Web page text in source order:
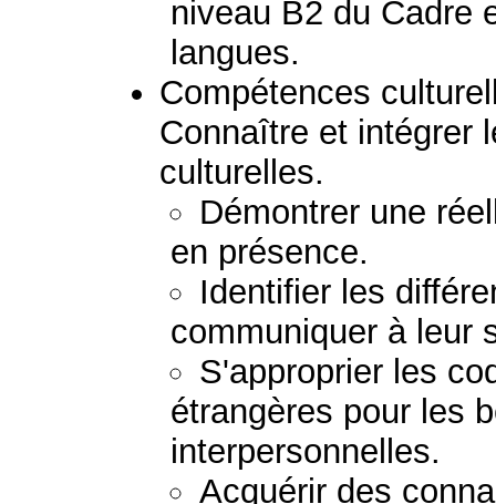
niveau B2 du Cadre
langues.
Compétences
Connaître et intégrer
culturelles.
Démontrer une
en présence.
Identifier les
communiquer à leur
S'approprier les
étrangères pour les
interpersonnelles.
Acquérir des